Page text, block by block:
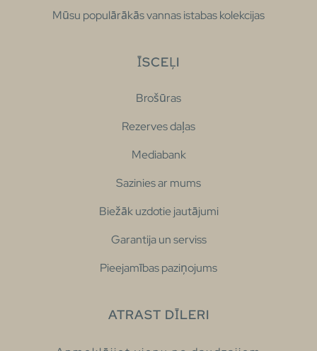
Mūsu populārākās vannas istabas kolekcijas
ĪSCEĻI
Brošūras
Rezerves daļas
Mediabank
Sazinies ar mums
Biežāk uzdotie jautājumi
Garantija un serviss
Pieejamības paziņojums
ATRAST DĪLERI